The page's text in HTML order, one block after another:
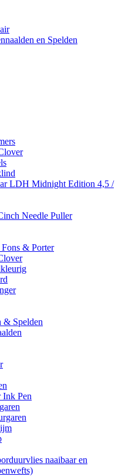
en Spelden
LDH Midnight Edition 4,5 /
Needle Puller
& Porter
& Spelden
Pen
naaibaar en